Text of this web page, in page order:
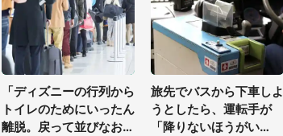
「ディズニーの行列から
トイレのためにいったん
離脱。戻って並びなおそ
旅先でバスから下車しよ
うとしたら、運転手が
「降りないほうがい